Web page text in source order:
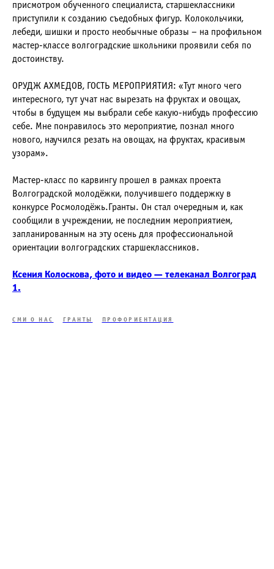
присмотром обученного специалиста, старшеклассники
приступили к созданию съедобных фигур. Колокольчики,
лебеди, шишки и просто необычные образы – на профильном
мастер-классе волгоградские школьники проявили себя по
достоинству.
ОРУДЖ АХМЕДОВ, ГОСТЬ МЕРОПРИЯТИЯ: «Тут много чего
интересного, тут учат нас вырезать на фруктах и овощах,
чтобы в будущем мы выбрали себе какую-нибудь профессию
себе. Мне понравилось это мероприятие, познал много
нового, научился резать на овощах, на фруктах, красивым
узорам».
Мастер-класс по карвингу прошел в рамках проекта
Волгоградской молодёжки, получившего поддержку в
конкурсе Росмолодёжь.Гранты. Он стал очередным и, как
сообщили в учреждении, не последним мероприятием,
запланированным на эту осень для профессиональной
ориентации волгоградских старшеклассников.
Ксения Колоскова, фото и видео — телеканал Волгоград
1.
СМИ О НАС ГРАНТЫ ПРОФОРИЕНТАЦИЯ